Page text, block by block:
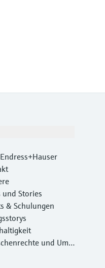
und Stories
& Schulungen
und Umw